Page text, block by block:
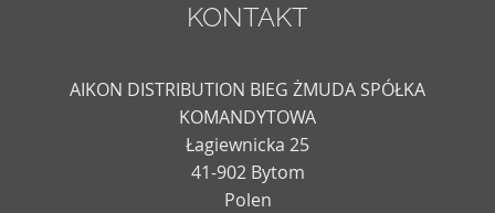
KONTAKT
AIKON DISTRIBUTION BIEG ŻMUDA SPÓŁKA
KOMANDYTOWA
Łagiewnicka 25
41-902 Bytom
Polen